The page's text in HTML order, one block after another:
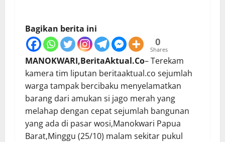
Bagikan berita ini
0
Shares
MANOKWARI,BeritaAktual.Co– Terekam
kamera tim liputan beritaaktual.co sejumlah
warga tampak bercibaku menyelamatkan
barang dari amukan si jago merah yang
melahap dengan cepat sejumlah bangunan
yang ada di pasar wosi,Manokwari Papua
Barat,Minggu (25/10) malam sekitar pukul